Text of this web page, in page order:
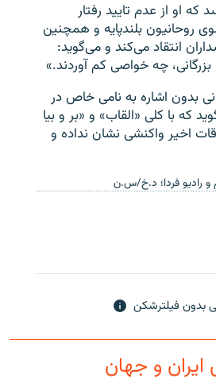
که او از عدم تایید رفتار
روحانیون بلندپایه و همچنین
انتقاد می‌کند و می‌گوید:
چه خواصی کم آوردند.»
بدون اشاره به نامی خاص در
که با کلی «القاب» و «بر و بیا
اخیر واکنشی نشان نداده و
و رادیو فردا؛ د.خ/س.ن
بدون فیلترشکن
و جهان